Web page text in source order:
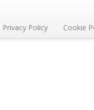
Privacy Policy Cookie